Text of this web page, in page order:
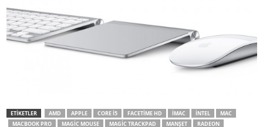
ETİKETLER AMD APPLE CORE I5 FACETIME HD IMAC INTEL
MAC
MACBOOK PRO
MAGIC MOUSE MAGIC TRACKPAD MANŞET
RADEON